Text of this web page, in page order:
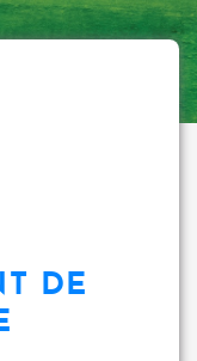
DE